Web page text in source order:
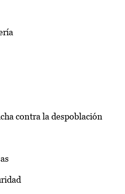
contra la despoblación